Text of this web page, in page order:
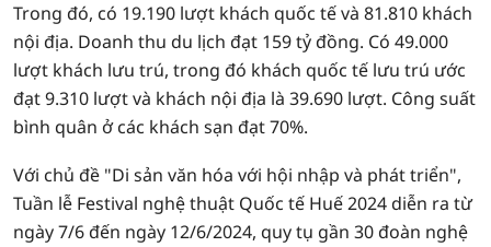
Trong đó, có 19.190 lượt khách quốc tế và 81.810 khách
nội địa. Doanh thu du lịch đạt 159 tỷ đồng. Có 49.000
lượt khách lưu trú, trong đó khách quốc tế lưu trú ước
đạt 9.310 lượt và khách nội địa là 39.690 lượt. Công suất
bình quân ở các khách sạn đạt 70%.
Với chủ đề "Di sản văn hóa với hội nhập và phát triển",
Tuần lễ Festival nghệ thuật Quốc tế Huế 2024 diễn ra từ
ngày 7/6 đến ngày 12/6/2024, quy tụ gần 30 đoàn nghệ